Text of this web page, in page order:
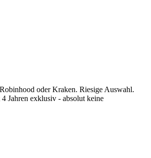
oder Kraken. Riesige Auswahl.
Jahren exklusiv - absolut keine